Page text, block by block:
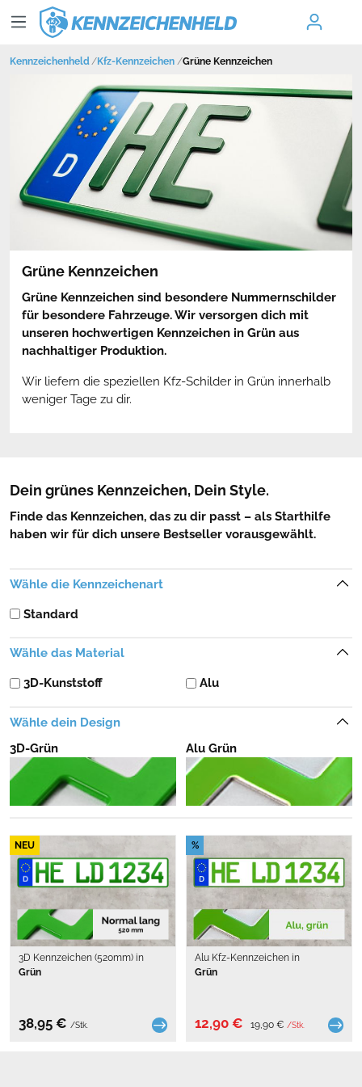
Kennzeichenheld Kfz-Kennzeichen Grüne Kennzeichen
Grüne Kennzeichen
Grüne Kennzeichen sind besondere Nummernschilder
für besondere Fahrzeuge. Wir versorgen dich mit
unseren hochwertigen Kennzeichen in Grün aus
nachhaltiger Produktion.
Wir liefern die speziellen Kfz-Schilder in Grün innerhalb
weniger Tage zu dir.
Dein grünes Kennzeichen, Dein Style.
Finde das Kennzeichen, das zu dir passt – als Starthilfe
haben wir für dich unsere Bestseller vorausgewählt.
Wähle die Kennzeichenart
Standard
Wähle das Material
3D-Kunststoff Alu
Wähle dein Design
3D-Grün
Alu Grün
NEU
3D Kennzeichen (520mm) in
Grün
38,95 € /Stk.
%
Alu Kfz-Kennzeichen in
Grün
12,90 € 19,90 € /Stk.